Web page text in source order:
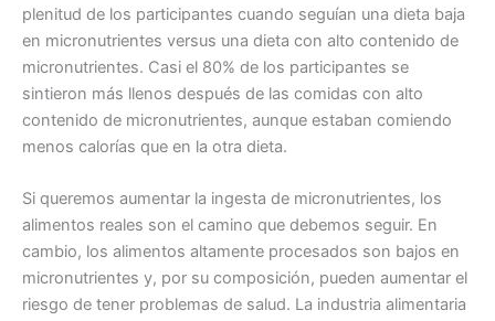
plenitud de los participantes cuando seguían una dieta baja
en micronutrientes versus una dieta con alto contenido de
micronutrientes. Casi el 80% de los participantes se
sintieron más llenos después de las comidas con alto
contenido de micronutrientes, aunque estaban comiendo
menos calorías que en la otra dieta.
Si queremos aumentar la ingesta de micronutrientes, los
alimentos reales son el camino que debemos seguir. En
cambio, los alimentos altamente procesados ​​son bajos en
micronutrientes y, por su composición, pueden aumentar el
riesgo de tener problemas de salud. La industria alimentaria